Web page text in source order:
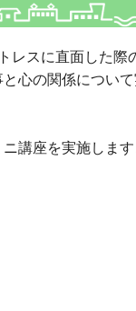
レスに直面した際
心の関係について
講座を実施しま